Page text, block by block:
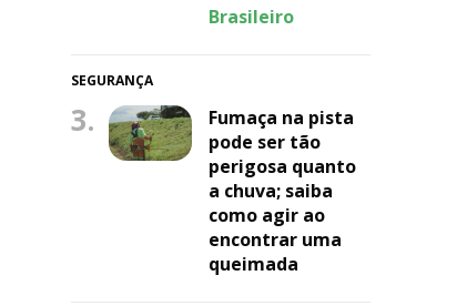
Brasileiro
SEGURANÇA
3.
Fumaça na pista
pode ser tão
perigosa quanto
a chuva; saiba
como agir ao
encontrar uma
queimada